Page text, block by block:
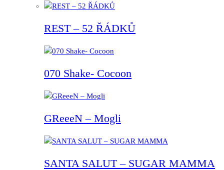
REST – 52 ŘÁDKŮ
070 Shake- Cocoon
GReeeN – Mogli
SANTA SALUT – SUGAR MAMMA